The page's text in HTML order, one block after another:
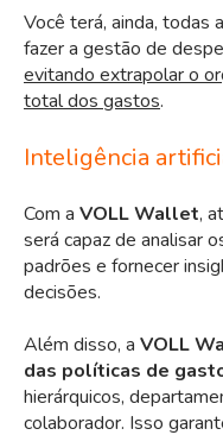
Você terá, ainda, todas
fazer a gestão de
evitando extrapolar o
total dos gastos.
Inteligência
Com a VOLL Wallet,
será capaz de analisar
padrões e fornecer
decisões.
Além disso, a VOLL
das políticas de
hierárquicos,
colaborador. Isso